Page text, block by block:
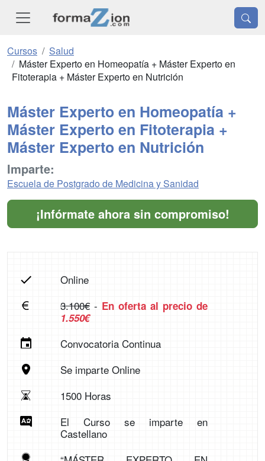
Cursos
Salud
Máster Experto en Homeopatía + Máster Experto en
Fitoterapia + Máster Experto en Nutrición
Máster Experto en Homeopatía +
Máster Experto en Fitoterapia +
Máster Experto en Nutrición
Imparte:
Escuela de Postgrado de Medicina y Sanidad
¡Infórmate ahora sin compromiso!
Online
3.100€- En oferta al precio de
1.550€
Convocatoria Continua
Se imparte Online
1500 Horas
El Curso se imparte en
Castellano